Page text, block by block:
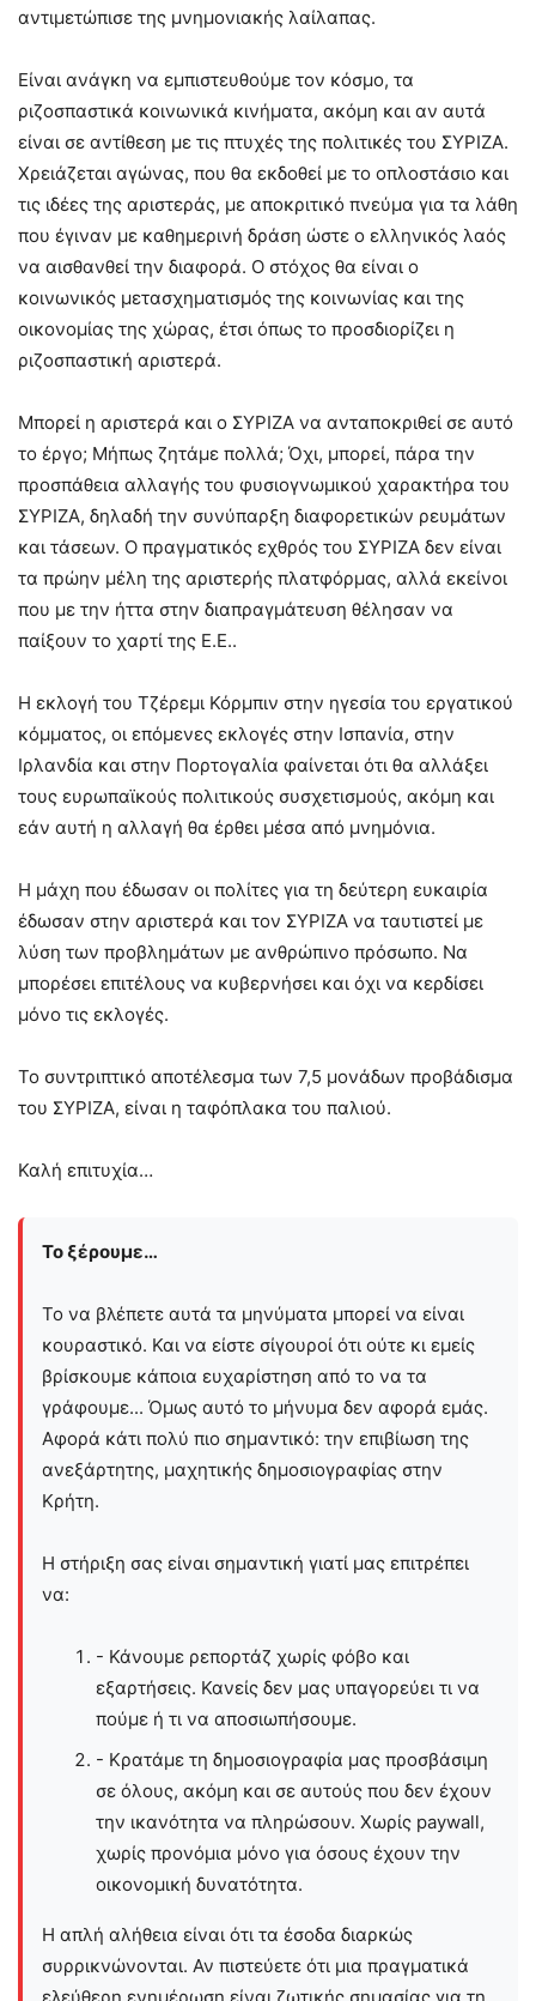
αντιμετώπισε της μνημονιακής λαίλαπας.
Είναι ανάγκη να εμπιστευθούμε τον κόσμο, τα
ριζοσπαστικά κοινωνικά κινήματα, ακόμη και αν αυτά
είναι σε αντίθεση με τις πτυχές της πολιτικές του ΣΥΡΙΖΑ.
Χρειάζεται αγώνας, που θα εκδοθεί με το οπλοστάσιο και
τις ιδέες της αριστεράς, με αποκριτικό πνεύμα για τα λάθη
που έγιναν με καθημερινή δράση ώστε ο ελληνικός λαός
να αισθανθεί την διαφορά. Ο στόχος θα είναι ο
κοινωνικός μετασχηματισμός της κοινωνίας και της
οικονομίας της χώρας, έτσι όπως το προσδιορίζει η
ριζοσπαστική αριστερά.
Μπορεί η αριστερά και ο ΣΥΡΙΖΑ να ανταποκριθεί σε αυτό
το έργο; Μήπως ζητάμε πολλά; Όχι, μπορεί, πάρα την
προσπάθεια αλλαγής του φυσιογνωμικού χαρακτήρα του
ΣΥΡΙΖΑ, δηλαδή την συνύπαρξη διαφορετικών ρευμάτων
και τάσεων. Ο πραγματικός εχθρός του ΣΥΡΙΖΑ δεν είναι
τα πρώην μέλη της αριστερής πλατφόρμας, αλλά εκείνοι
που με την ήττα στην διαπραγμάτευση θέλησαν να
παίξουν το χαρτί της Ε.Ε..
Η εκλογή του Τζέρεμι Κόρμπιν στην ηγεσία του εργατικού
κόμματος, οι επόμενες εκλογές στην Ισπανία, στην
Ιρλανδία και στην Πορτογαλία φαίνεται ότι θα αλλάξει
τους ευρωπαϊκούς πολιτικούς συσχετισμούς, ακόμη και
εάν αυτή η αλλαγή θα έρθει μέσα από μνημόνια.
Η μάχη που έδωσαν οι πολίτες για τη δεύτερη ευκαιρία
έδωσαν στην αριστερά και τον ΣΥΡΙΖΑ να ταυτιστεί με
λύση των προβλημάτων με ανθρώπινο πρόσωπο. Να
μπορέσει επιτέλους να κυβερνήσει και όχι να κερδίσει
μόνο τις εκλογές.
Το συντριπτικό αποτέλεσμα των 7,5 μονάδων προβάδισμα
του ΣΥΡΙΖΑ, είναι η ταφόπλακα του παλιού.
Καλή επιτυχία…
Το ξέρουμε…
Το να βλέπετε αυτά τα μηνύματα μπορεί να είναι
κουραστικό. Και να είστε σίγουροί ότι ούτε κι εμείς
βρίσκουμε κάποια ευχαρίστηση από το να τα
γράφουμε... Όμως αυτό το μήνυμα δεν αφορά εμάς.
Αφορά κάτι πολύ πιο σημαντικό: την επιβίωση της
ανεξάρτητης, μαχητικής δημοσιογραφίας στην
Kρήτη.
Η στήριξη σας είναι σημαντική γιατί μας επιτρέπει
να:
- Κάνουμε ρεπορτάζ χωρίς φόβο και
εξαρτήσεις. Κανείς δεν μας υπαγορεύει τι να
πούμε ή τι να αποσιωπήσουμε.
- Κρατάμε τη δημοσιογραφία μας προσβάσιμη
σε όλους, ακόμη και σε αυτούς που δεν έχουν
την ικανότητα να πληρώσουν. Χωρίς paywall,
χωρίς προνόμια μόνο για όσους έχουν την
οικονομική δυνατότητα.
Η απλή αλήθεια είναι ότι τα έσοδα διαρκώς
συρρικνώνονται. Αν πιστεύετε ότι μια πραγματικά